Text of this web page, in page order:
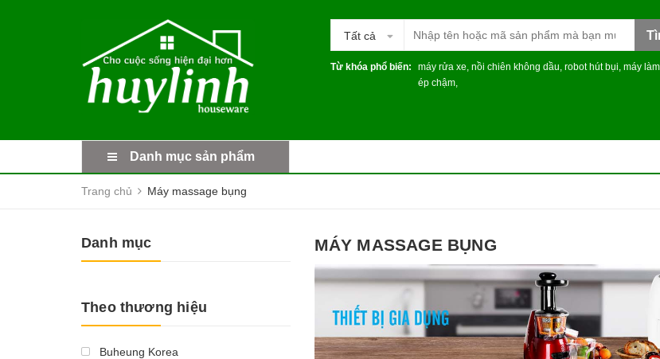
Tất cả
Từ khóa phổ biến: máy rửa xe, nồi chiên không dầu, robot hút bụi, máy
ép chậm,
Danh mục sản phẩm
Trang chủ Máy massage bụng
MÁY MASSAGE BỤNG
Danh mục
Theo thương hiệu
Buheung Korea